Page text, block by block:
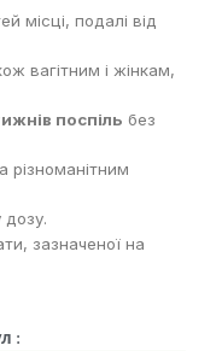
місці, подалі від
вагітним і жінкам,
поспіль без
різноманітним
зазначеної на
: